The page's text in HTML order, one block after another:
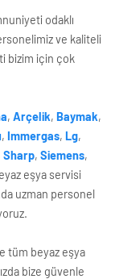
odaklı
ve kaliteli
bizim için çok
, Arçelik, Baymak,
, Immergas, Lg,
Sharp, Siemens,
eşya servisi
uzman personel
tüm beyaz eşya
bize güvenle